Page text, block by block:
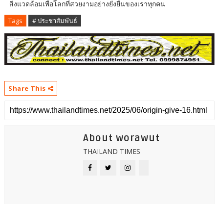
สิ่งแวดล้อมเพื่อโลกที่สวยงามอย่างยั่งยืนของเราทุกคน
Tags # ประชาสัมพันธ์
Share This
About worawut
THAILAND TIMES